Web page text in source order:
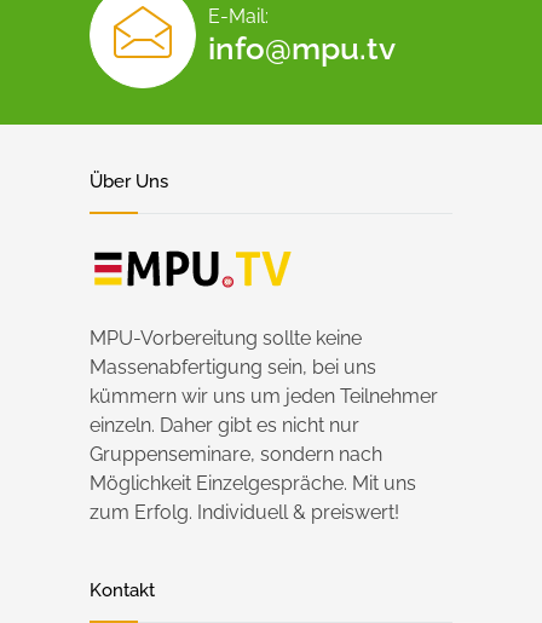
E-Mail:
info@mpu.tv
Über Uns
MPU-Vorbereitung sollte keine
Massenabfertigung sein, bei uns
kümmern wir uns um jeden Teilnehmer
einzeln. Daher gibt es nicht nur
Gruppenseminare, sondern nach
Möglichkeit Einzelgespräche. Mit uns
zum Erfolg. Individuell & preiswert!
Kontakt